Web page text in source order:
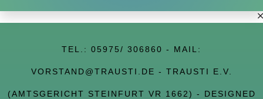
TEL.: 05975/ 306860 - MAIL:
VORSTAND@TRAUSTI.DE - TRAUSTI E.V.
(AMTSGERICHT STEINFURT VR 1662) - DESIGNED